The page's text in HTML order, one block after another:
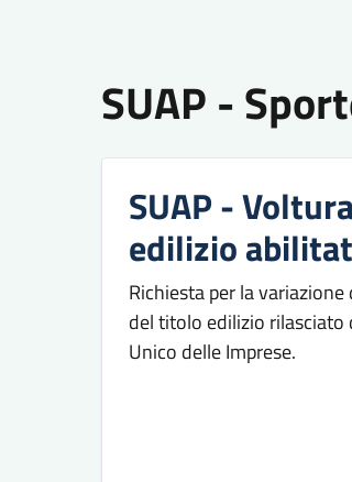
SUAP -
SUAP -
edilizio
Richiesta per la
del titolo edilizio rilasciato
Unico delle Imprese.